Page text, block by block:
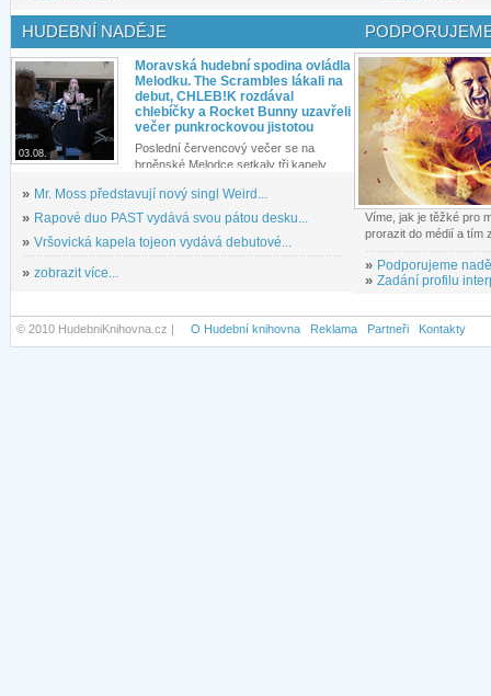
HUDEBNÍ NADĚJE
03.08.
Moravská hudební spodina ovládla
Melodku. The Scrambles lákali na
debut, CHLEB!K rozdával
chlebíčky a Rocket Bunny uzavřeli
večer punkrockovou jistotou
Poslední červencový večer se na
brněnské Melodce setkaly tři kapely...
» Mr. Moss představují nový singl Weird...
» Rapové duo PAST vydává svou pátou desku...
» Vršovická kapela tojeon vydává debutové...
» zobrazit více...
Víme, jak je těžké pro
prorazit do médií a tím
» Podporujeme
» Zadání profilu
© 2010 HudebniKnihovna.cz | O Hudební knihovna Reklama Partneři Kontakty